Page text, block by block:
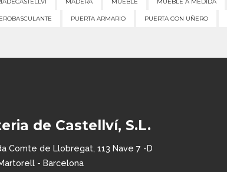
MADERA MUEBLE MUEBLE A MEDIDA
PUERTA ARMARIO PUERTA CON UÑERO
de Castellví, S.L.
Comte de Llobregat, 113 Nave 7 -D
- Barcelona